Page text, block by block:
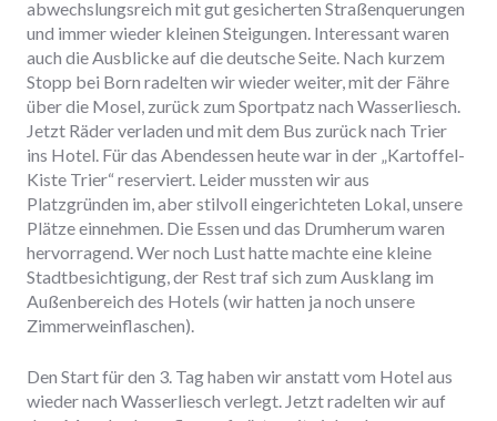
abwechslungsreich mit gut gesicherten Straßenquerungen
und immer wieder kleinen Steigungen. Interessant waren
auch die Ausblicke auf die deutsche Seite. Nach kurzem
Stopp bei Born radelten wir wieder weiter, mit der Fähre
über die Mosel, zurück zum Sportpatz nach Wasserliesch.
Jetzt Räder verladen und mit dem Bus zurück nach Trier
ins Hotel. Für das Abendessen heute war in der „Kartoffel-
Kiste Trier“ reserviert. Leider mussten wir aus
Platzgründen im, aber stilvoll eingerichteten Lokal, unsere
Plätze einnehmen. Die Essen und das Drumherum waren
hervorragend. Wer noch Lust hatte machte eine kleine
Stadtbesichtigung, der Rest traf sich zum Ausklang im
Außenbereich des Hotels (wir hatten ja noch unsere
Zimmerweinflaschen).
Den Start für den 3. Tag haben wir anstatt vom Hotel aus
wieder nach Wasserliesch verlegt. Jetzt radelten wir auf